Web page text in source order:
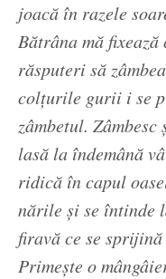
joacă în razele
Bătrâna mă
răsputeri să
colțurile gurii i se
zâmbetul.
lasă la îndemână
ridică în capul
nările și se întinde
firavă ce se
Primește o